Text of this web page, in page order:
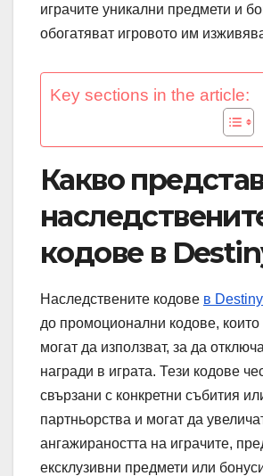
играчите уникални предмети и
обогатяват игровото им
Key sections in the article:
Какво
кодове в
Наследствените кодове в
до промоционални кодове, които
могат да използват, за да
награди в играта. Тези кодове
свързани с конкретни събития
партньорства и могат да
ангажираността на играчите,
ексклузивни предмети или